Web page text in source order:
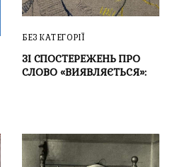
БЕЗ КАТЕГОРІЇ
ЗІ СПОСТЕРЕЖЕНЬ ПРО
СЛОВО «ВИЯВЛЯЄТЬСЯ»: